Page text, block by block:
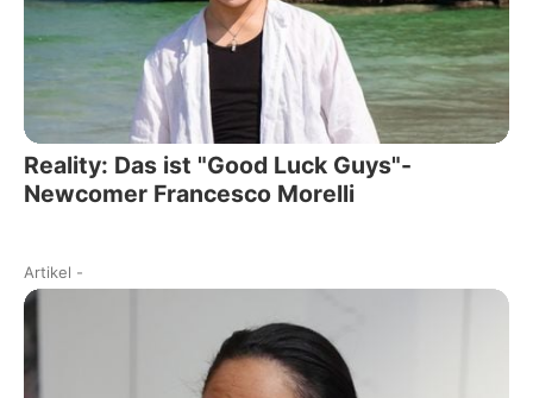
Reality: Das ist "Good Luck Guys"-
Newcomer Francesco Morelli
Artikel -